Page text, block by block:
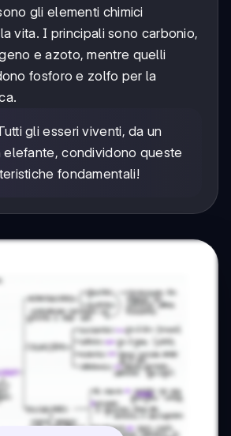
gli elementi chimici
vita. I principali sono carbonio,
e azoto, mentre quelli
fosforo e zolfo per la
gli esseri viventi, da un
elefante, condividono queste
fondamentali!